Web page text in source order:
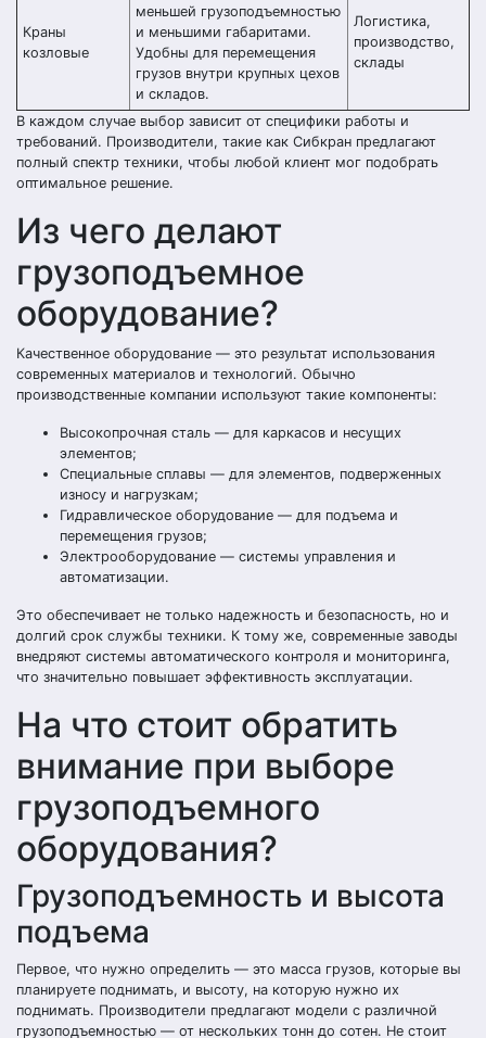
Краны
козловые
меньшей грузоподъемностью
и меньшими габаритами.
Удобны для перемещения
грузов внутри крупных цехов
и складов.
Логистика,
производство,
склады
В каждом случае выбор зависит от специфики работы и
требований. Производители, такие как Сибкран предлагают
полный спектр техники, чтобы любой клиент мог подобрать
оптимальное решение.
Из чего делают
грузоподъемное
оборудование?
Качественное оборудование — это результат использования
современных материалов и технологий. Обычно
производственные компании используют такие компоненты:
Высокопрочная сталь — для каркасов и несущих
элементов;
Специальные сплавы — для элементов, подверженных
износу и нагрузкам;
Гидравлическое оборудование — для подъема и
перемещения грузов;
Электрооборудование — системы управления и
автоматизации.
Это обеспечивает не только надежность и безопасность, но и
долгий срок службы техники. К тому же, современные заводы
внедряют системы автоматического контроля и мониторинга,
что значительно повышает эффективность эксплуатации.
На что стоит обратить
внимание при выборе
грузоподъемного
оборудования?
Грузоподъемность и высота
подъема
Первое, что нужно определить — это масса грузов, которые вы
планируете поднимать, и высоту, на которую нужно их
поднимать. Производители предлагают модели с различной
грузоподъемностью — от нескольких тонн до сотен. Не стоит